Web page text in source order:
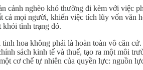
cảnh nghèo khó thường đi kèm với việc
cả mọi người, khiến việc tích lũy vốn văn
khỏi tình trạng đó.
hoa không phải là hoàn toàn vô căn
sách kinh tế và thuế, tạo ra một môi
cơ chế tự nhiên của quyền lực: nguồn